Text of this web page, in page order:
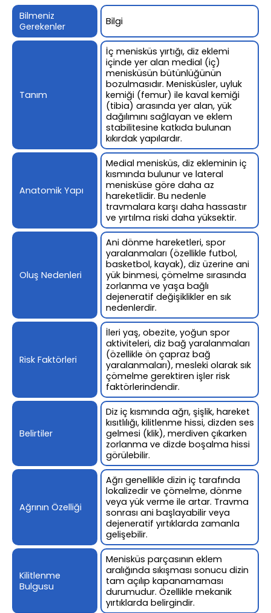
Bilmeniz
Gerekenler
Bilgi
Tanım
İç menisküs yırtığı, diz eklemi
içinde yer alan medial (iç)
menisküsün bütünlüğünün
bozulmasıdır. Menisküsler, uyluk
kemiği (femur) ile kaval kemiği
(tibia) arasında yer alan, yük
dağılımını sağlayan ve eklem
stabilitesine katkıda bulunan
kıkırdak yapılardır.
Anatomik Yapı
Medial menisküs, diz ekleminin iç
kısmında bulunur ve lateral
menisküse göre daha az
hareketlidir. Bu nedenle
travmalara karşı daha hassastır
ve yırtılma riski daha yüksektir.
Oluş Nedenleri
Ani dönme hareketleri, spor
yaralanmaları (özellikle futbol,
basketbol, kayak), diz üzerine ani
yük binmesi, çömelme sırasında
zorlanma ve yaşa bağlı
dejeneratif değişiklikler en sık
nedenlerdir.
Risk Faktörleri
İleri yaş, obezite, yoğun spor
aktiviteleri, diz bağ yaralanmaları
(özellikle ön çapraz bağ
yaralanmaları), mesleki olarak sık
çömelme gerektiren işler risk
faktörlerindendir.
Belirtiler
Diz iç kısmında ağrı, şişlik, hareket
kısıtlılığı, kilitlenme hissi, dizden ses
gelmesi (klik), merdiven çıkarken
zorlanma ve dizde boşalma hissi
görülebilir.
Ağrının Özelliği
Ağrı genellikle dizin iç tarafında
lokalizedir ve çömelme, dönme
veya yük verme ile artar. Travma
sonrası ani başlayabilir veya
dejeneratif yırtıklarda zamanla
gelişebilir.
Kilitlenme
Bulgusu
Menisküs parçasının eklem
aralığında sıkışması sonucu dizin
tam açılıp kapanamaması
durumudur. Özellikle mekanik
yırtıklarda belirgindir.